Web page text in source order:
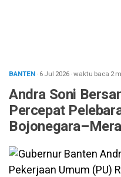
BANTEN· 6 Jul 2026·waktu baca 2
Andra Soni
Percepat